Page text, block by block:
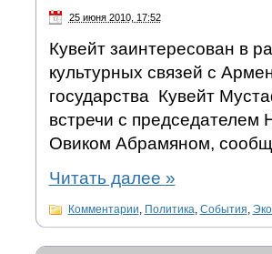
25 июня 2010, 17:52
Кувейт заинтересован в
культурных связей с
государства Кувейт
встречи с
Овиком Абрамяном,
Читать далее »
Комментарии, Политика, События,